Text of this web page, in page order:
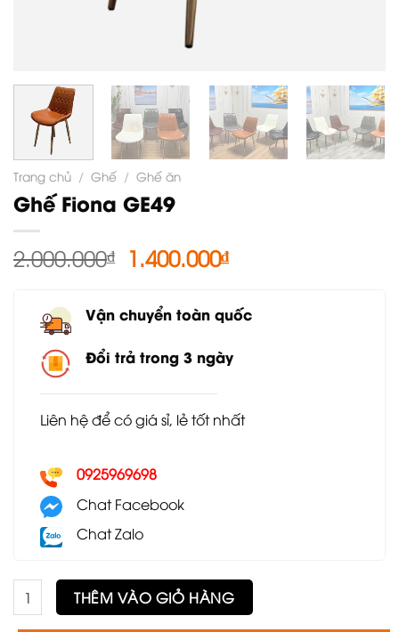
Trang chủ / Ghế / Ghế ăn
Ghế Fiona GE49
2.000.000₫ Giá
gốc
2.000.000₫.
1.400.000₫Giá
là:
Vận chuyển toàn quốc
Đổi trả trong 3 ngày
Liên hệ để có giá sỉ, lẻ tốt nhất
0925969698
Chat Facebook
Chat Zalo
Ghế Fiona GE49 số lượng
THÊM VÀO GIỎ HÀNG